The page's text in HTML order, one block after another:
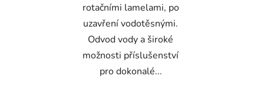
rotačními lamelami, po
uzavření vodotěsnými.
Odvod vody a široké
možnosti příslušenství
pro dokonalé...